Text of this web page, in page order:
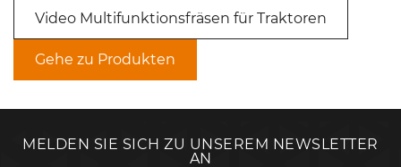
Video Multifunktionsfräsen für Traktoren
Gehe zu Produkten
MELDEN SIE SICH ZU UNSEREM NEWSLETTER
AN